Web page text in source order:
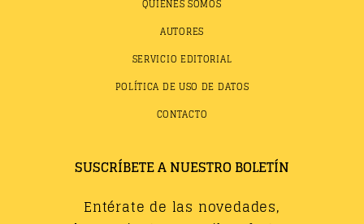
QUIÉNES SOMOS
AUTORES
SERVICIO EDITORIAL
POLÍTICA DE USO DE DATOS
CONTACTO
SUSCRÍBETE A NUESTRO BOLETÍN
Entérate de las novedades,